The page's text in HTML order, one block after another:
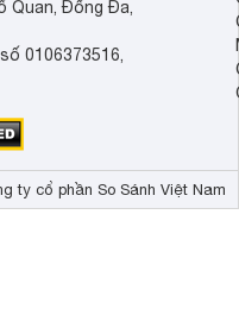
Quan, Đống Đa,
0106373516,
ty cổ phần So Sánh Việt Nam